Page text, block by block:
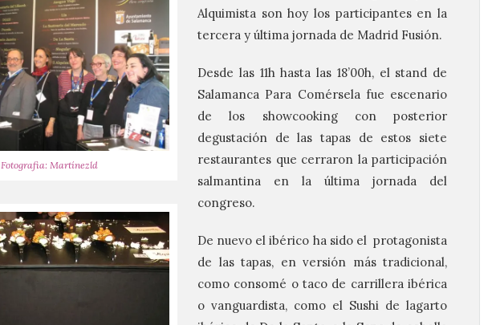
Fotografia: Martínezld
Alquimista son hoy los participantes en la
tercera y última jornada de Madrid Fusión.
Desde las 11h hasta las 18’00h, el stand de
Salamanca Para Comérsela fue escenario
de los showcooking con posterior
degustación de las tapas de estos siete
restaurantes que cerraron la participación
salmantina en la última jornada del
congreso.
De nuevo el ibérico ha sido el protagonista
de las tapas, en versión más tradicional,
como consomé o taco de carrillera ibérica
o vanguardista, como el Sushi de lagarto